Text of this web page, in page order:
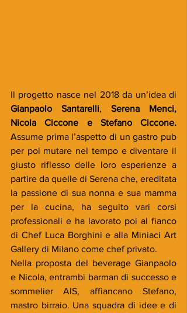
Gianpaolo Santarelli, Serena Menci,
Assume prima l’aspetto di un gastro pub
per poi mutare nel tempo e diventare il
giusto riflesso delle loro esperienze a
partire da quelle di Serena che, ereditata
la passione di sua nonna e sua mamma
per la cucina, ha seguito vari corsi
professionali e ha lavorato poi al fianco
di Chef Luca Borghini e alla Miniaci Art
Gallery di Milano come chef privato.
Nella proposta del beverage Gianpaolo
e Nicola, entrambi barman di successo e
sommelier AIS, affiancano Stefano,
mastro birraio. Una squadra di idee e di